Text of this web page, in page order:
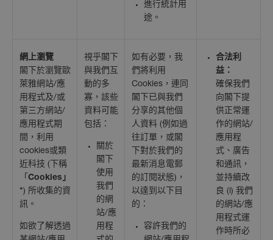
進行統計用
途。
網上瀏覽
閣下於瀏覽歐
萊雅網站/應
用程式及/或
第三方網站/
應用程式期
間，利用
cookies或類
近科技 (下稱
「 Cookies」
*) 所收集的資
訊。
如欲了解透過
視乎閣下
與我們互
動的多
寡，該些
資料可能
包括：
關於
閣下
使用
我們
的網
站/應
用程
如有必要，我
們將利用
Cookies，連同
閣下已與我們
分享的其他個
人資料 (例如過
往訂單，或閣
下對於我們的
最新消息電郵
的訂閱狀態)，
以達到以下目
的：
容許我們的
合法利
益：
確保我們
向閣下提
供正常運
作的網站/
應用程
式、廣告
和通訊，
並持續改
良 (i) 我們
的網站/應
用程式運
作時所必